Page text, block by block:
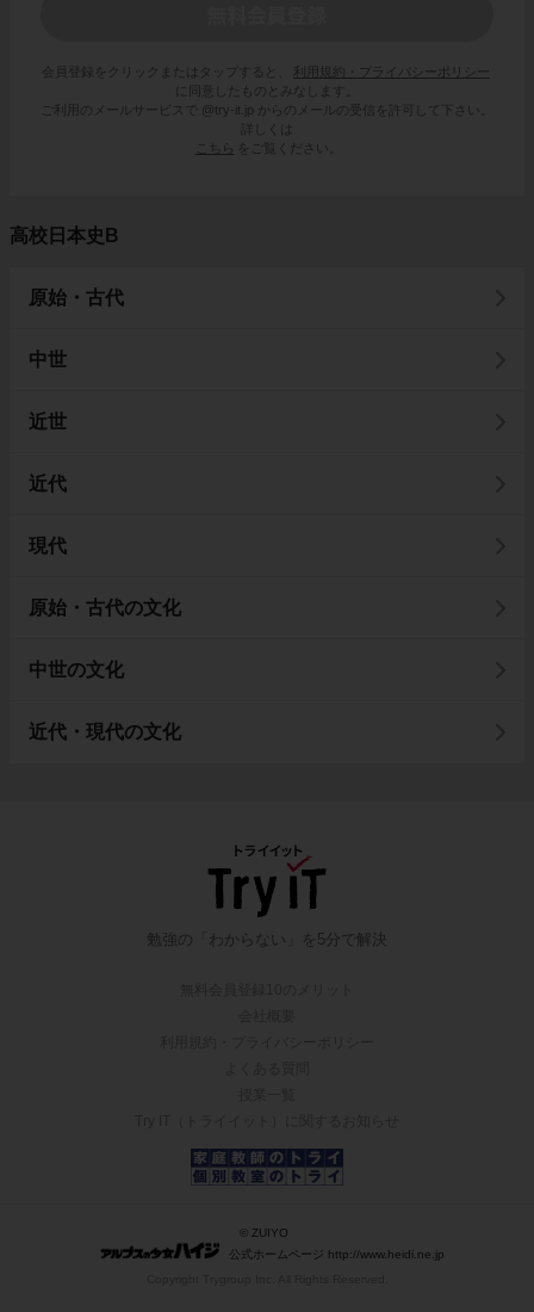
会員登録をクリックまたはタップすると、
利用規約・プライバシーポリシー
に同意したものとみなします。
ご利用のメールサービスで @try-it.jp からのメールの受信を許可して下さい。
詳しくは
こちら
をご覧ください。
高校日本史B
原始・古代
中世
近世
近代
現代
原始・古代の文化
中世の文化
近代・現代の文化
勉強の「わからない」を5分で解決
© ZUIYO
公式ホームページ http://www.heidi.ne.jp